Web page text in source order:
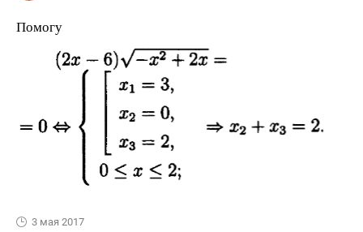
Помогу
3 мая 2017